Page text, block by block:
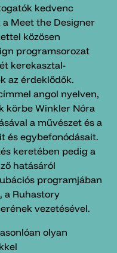
kedvenc
Meet the Designer
közösen
programsorozat
kerekasztal-
az érdeklődők.
angol nyelven,
körbe Winkler Nóra
a művészet és a
és egybefonódásait.
keretében pedig a
hatásáról
programjában
a Ruhastory
vezetésével.
olyan